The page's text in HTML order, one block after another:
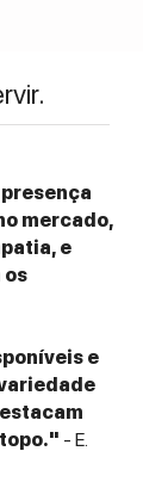
mercado,
e
os
e
- E.